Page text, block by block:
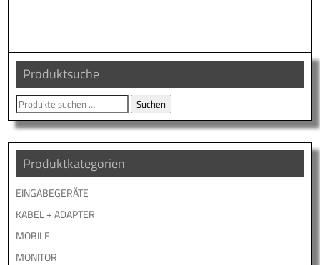
Produktsuche
Suche
nach:
Suchen
Produktkategorien
EINGABEGERÄTE
KABEL + ADAPTER
MOBILE
MONITOR